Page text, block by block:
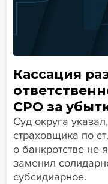
Кассация
СРО за
Суд округа
страховщика по
о банкротстве не
заменил
субсидиарное.